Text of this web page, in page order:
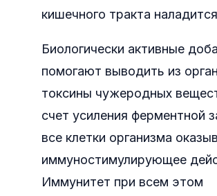
кишечного тракта
Биологически активные
помогают выводить из
токсины чужеродных
счет усиления ферментной
все клетки организма
иммуностимулирующее
Иммунитет при всем этом